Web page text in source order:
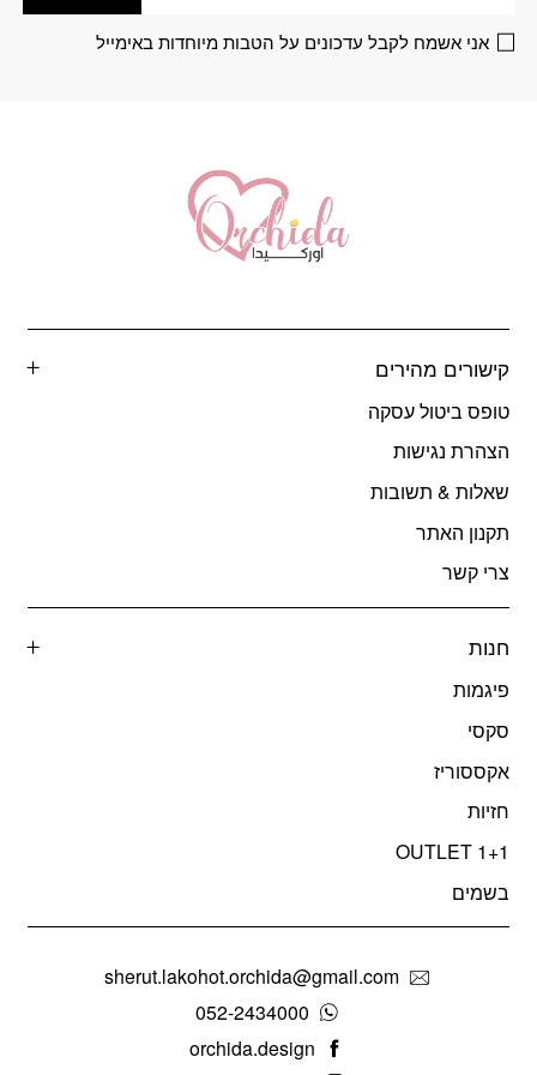
בעמוד
המוצר
המוצר
אני אשמח לקבל עדכונים על הטבות מיוחדות באימייל
קישורים מהירים
טופס ביטול עסקה
הצהרת נגישות
שאלות & תשובות
תקנון האתר
צרי קשר
חנות
פיגמות
סקסי
אקססוריז
חזיות
OUTLET 1+1
בשמים
sherut.lakohot.orchida@gmail.com
052-2434000
orchida.design